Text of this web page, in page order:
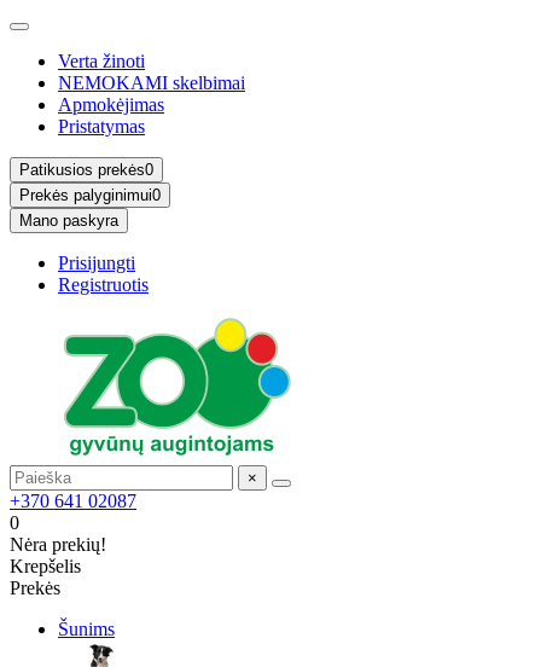
Verta žinoti
NEMOKAMI skelbimai
Apmokėjimas
Pristatymas
Patikusios prekės0
Prekės palyginimui0
Mano paskyra
Prisijungti
Registruotis
×
+370 641 02087
0
Nėra prekių!
Krepšelis
Prekės
Šunims